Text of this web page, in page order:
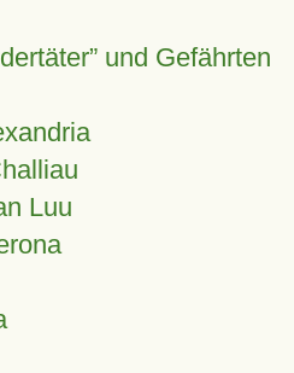
und Gefährten
Luu